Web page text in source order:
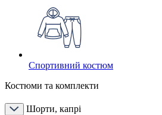
Спортивний костюм
Костюми та комплекти
Шорти, капрі